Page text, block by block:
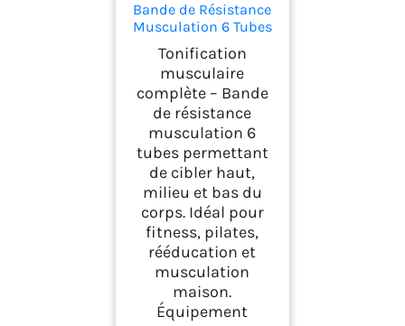
Bande de Résistance
Musculation 6 Tubes
avec Pédale –
Élastique Sport
Maison Fitness,
Extenseur Élastique
avec Poignées
Antidérapantes pour
Abdominaux et
Entraînement
Complet (Violet, 6
Tubes)
Tonification
musculaire
complète – Bande
de résistance
musculation 6
tubes permettant
de cibler haut,
milieu et bas du
corps. Idéal pour
fitness, pilates,
rééducation et
musculation
maison.
Équipement